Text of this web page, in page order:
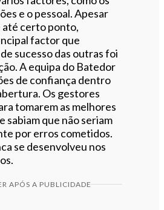
e o pessoal. Apesar
até certo ponto,
factor que
sucesso das outras foi
A equipa do Batedor
de confiança dentro
Os gestores
tomarem as melhores
sabiam que não seriam
por erros cometidos.
se desenvolveu nos
APÓS A PUBLICIDADE